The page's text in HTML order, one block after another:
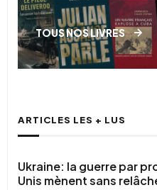
TOUS NOS LIVRES
ARTICLES LES + LUS
Ukraine: la guerre par
Unis mènent sans